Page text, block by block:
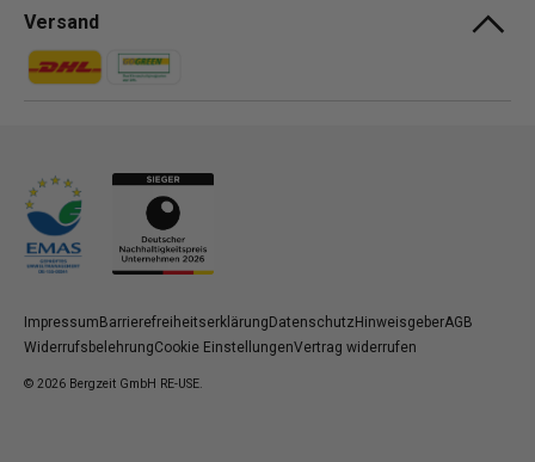
Versand
Zahlungsmethoden
Zahlungsmethoden
ImpressumBarrierefreiheitserklärungDatenschutzHinweisgeberAGB
WiderrufsbelehrungCookie EinstellungenVertrag widerrufen
© 2026 Bergzeit GmbH RE-USE.